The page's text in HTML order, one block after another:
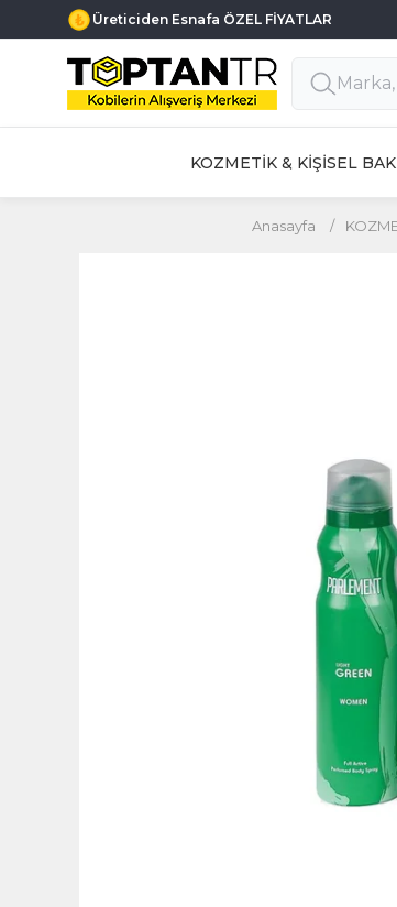
Üreticiden Esnafa ÖZEL FİYATLAR
KOZMETİK & KİŞİSEL
Anasayfa /